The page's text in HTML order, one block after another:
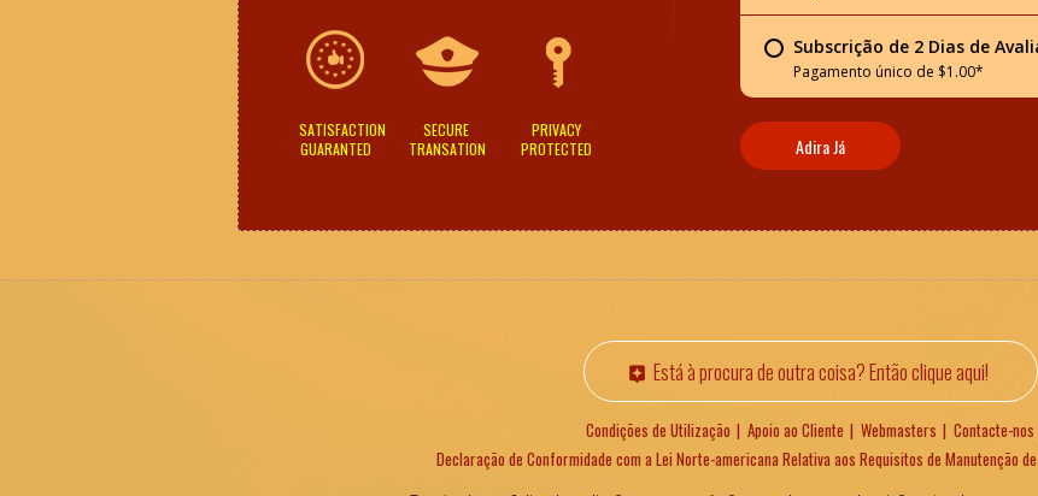
Subscrição de 2 Dias de
Pagamento único de $1.00*
Adira Já
SATISFACTION
GUARANTED
SECURE
TRANSATION
PRIVACY
PROTECTED
Está à procura de outra coisa? Então clique aqui!
Condições de Utilização Apoio ao Cliente Webmasters
Contacte-nos
Declaração de Conformidade com a Lei Norte-americana Relativa aos Requisitos de Manutenção